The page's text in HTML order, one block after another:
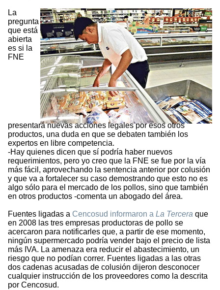
La
pregunta
que está
abierta
es si la
FNE
presentará nuevas acciones legales por esos otros
productos, una duda en que se debaten también los
expertos en libre competencia.
-Hay quienes dicen que sí podría haber nuevos
requerimientos, pero yo creo que la FNE se fue por la vía
más fácil, aprovechando la sentencia anterior por colusión
y que va a fortalecer su caso demostrando que esto no es
algo sólo para el mercado de los pollos, sino que también
en otros productos -comenta un abogado del área.
Fuentes ligadas a Cencosud informaron a La Tercera que
en 2008 las tres empresas productoras de pollo se
acercaron para notificarles que, a partir de ese momento,
ningún supermercado podría vender bajo el precio de lista
más IVA. La amenaza era reducir el abastecimiento, un
riesgo que no podían correr. Fuentes ligadas a las otras
dos cadenas acusadas de colusión dijeron desconocer
cualquier instrucción de los proveedores como la descrita
por Cencosud.